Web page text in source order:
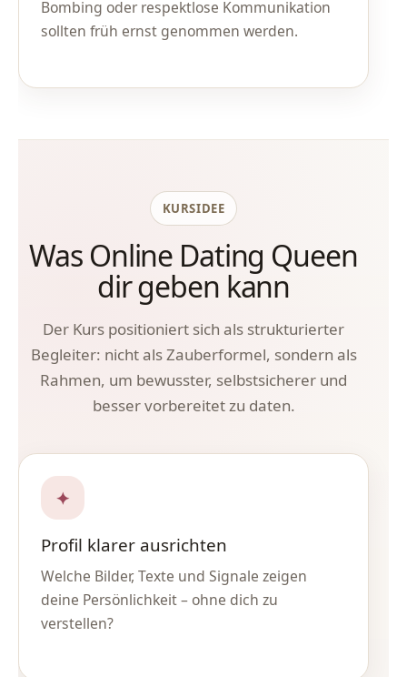
Bombing oder respektlose Kommunikation
sollten früh ernst genommen werden.
KURSIDEE
Was Online Dating Queen
dir geben kann
Der Kurs positioniert sich als strukturierter
Begleiter: nicht als Zauberformel, sondern als
Rahmen, um bewusster, selbstsicherer und
besser vorbereitet zu daten.
✦
Profil klarer ausrichten
Welche Bilder, Texte und Signale zeigen
deine Persönlichkeit – ohne dich zu
verstellen?